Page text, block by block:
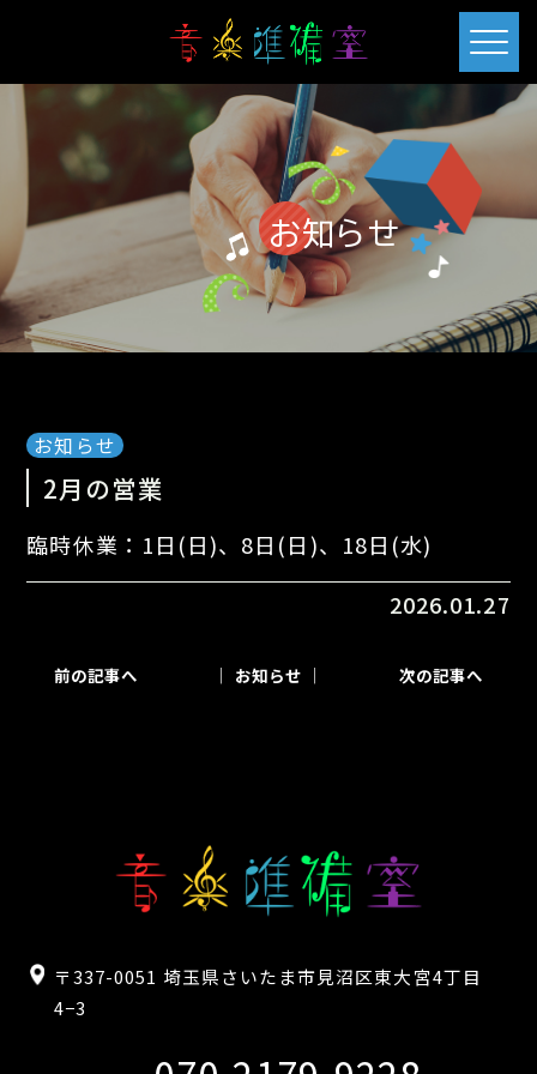
お知らせ
お知らせ
2月の営業
臨時休業：1日(日)、8日(日)、18日(水)
2026.01.27
前の記事へ 次の記事へ
│ お知らせ │
〒337-0051 埼玉県さいたま市見沼区東大宮4丁目
4−3